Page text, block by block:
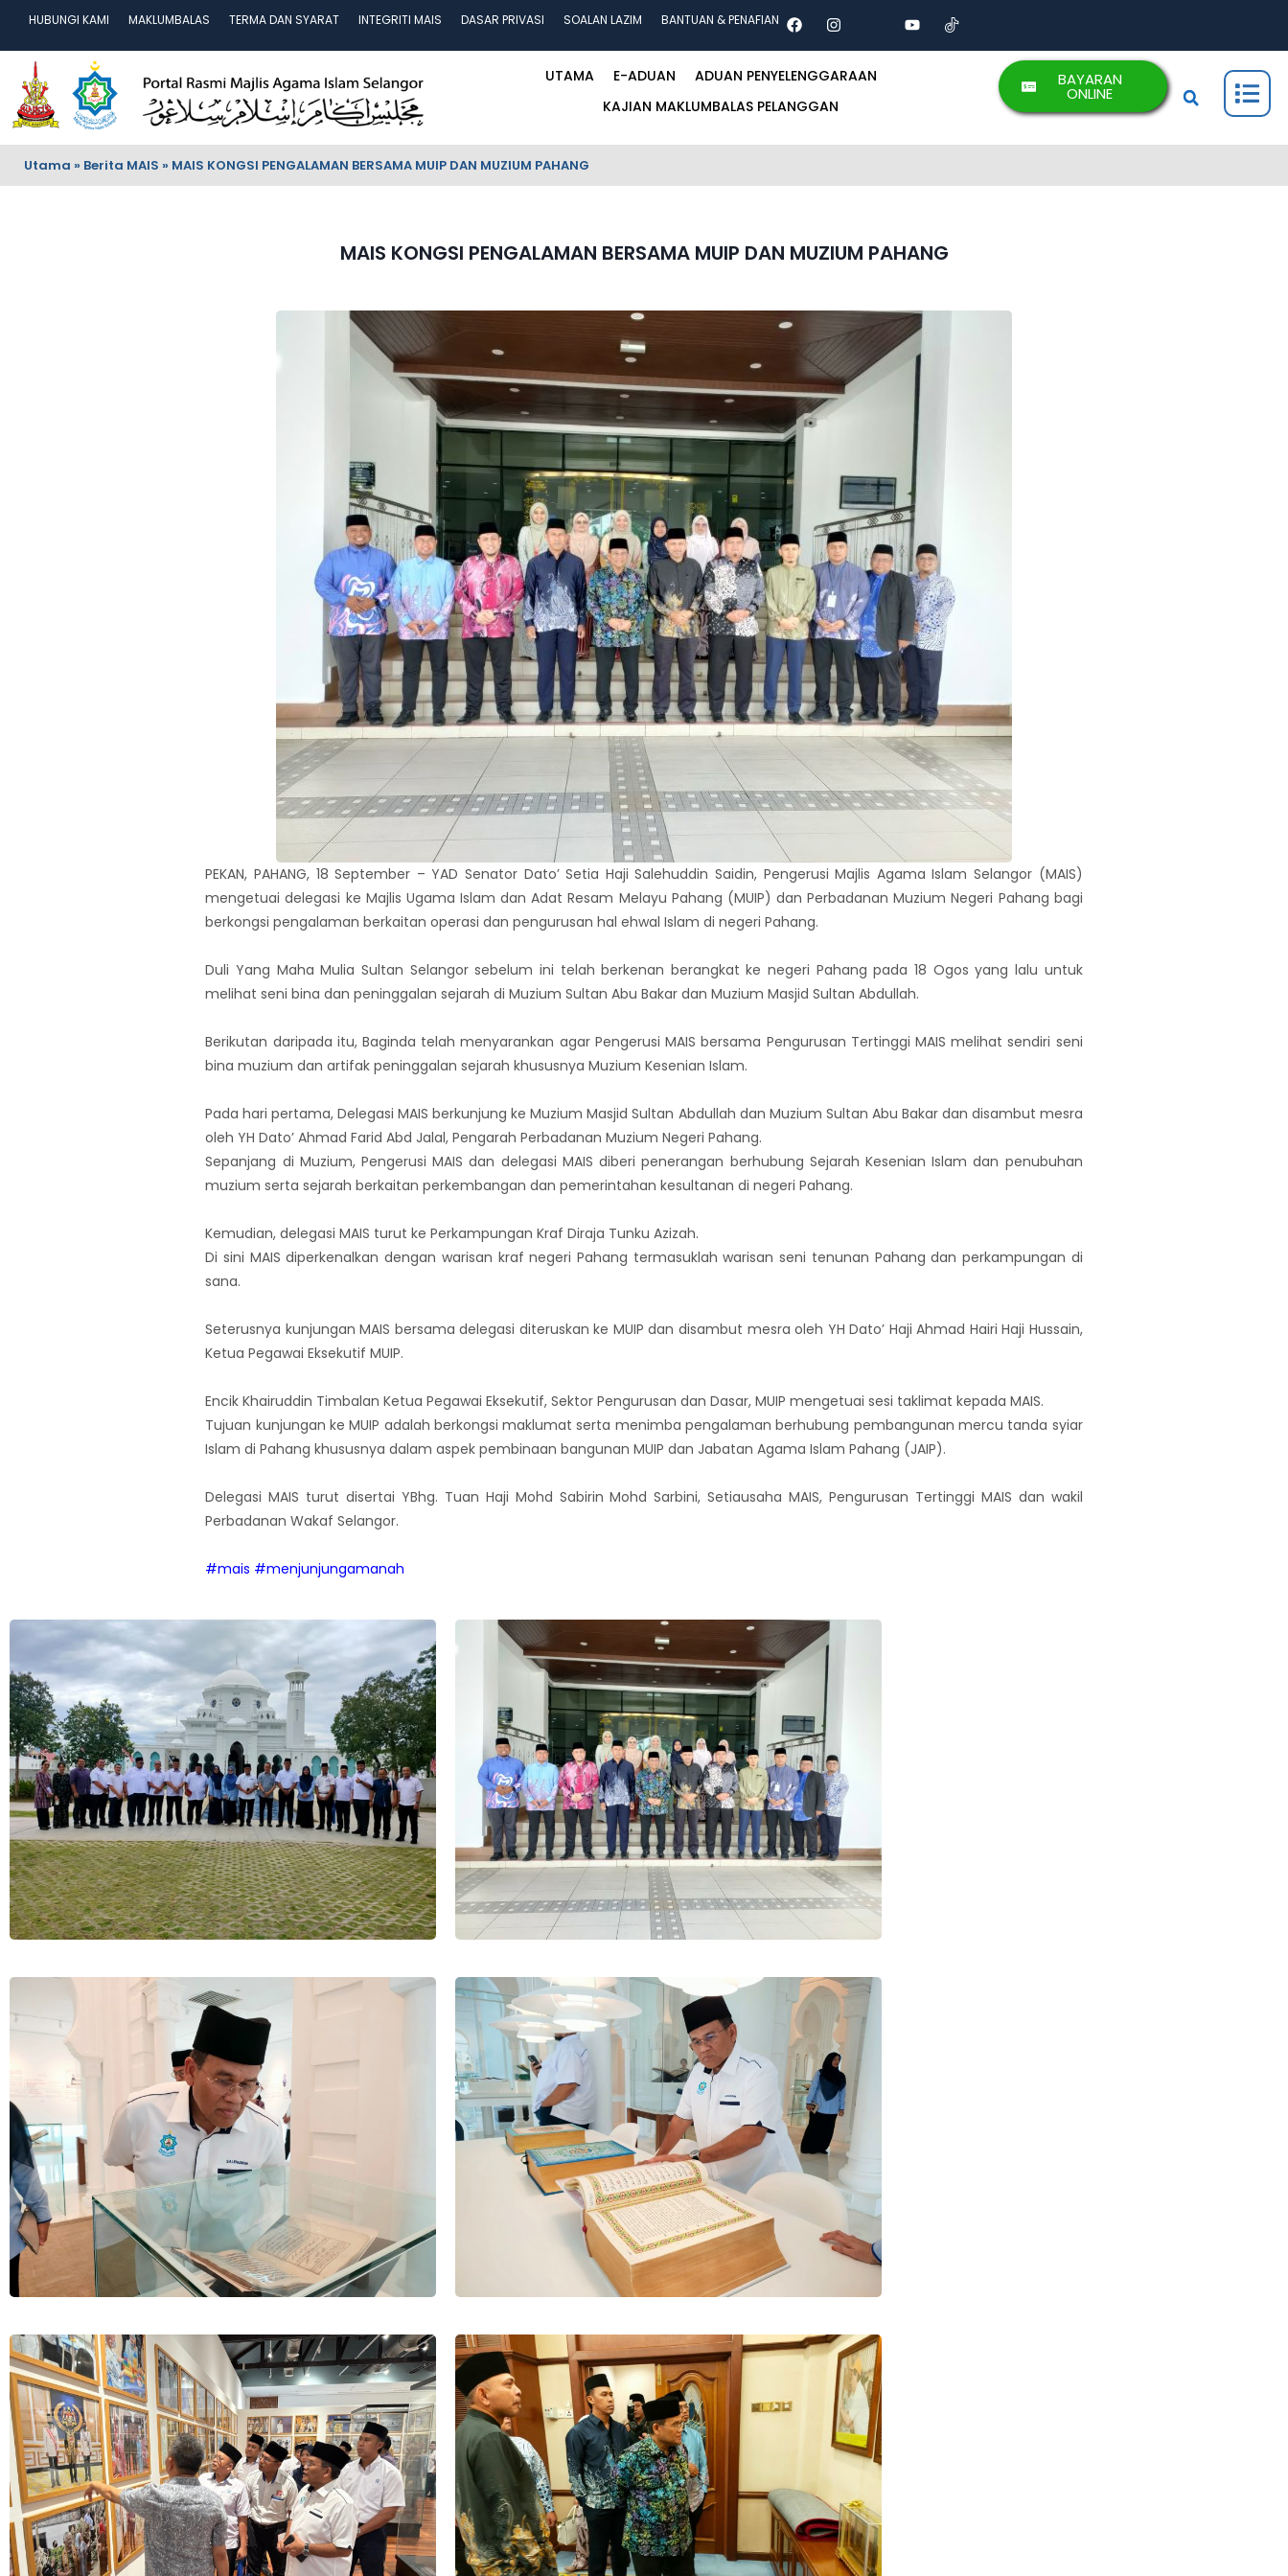
HUBUNGI KAMI MAKLUMBALAS TERMA DAN SYARAT INTEGRITI MAIS DASAR PRIVASI SOALAN LAZIM BANTUAN & PENAFIAN
UTAMA E-ADUAN
ADUAN PENYELENGGARAAN
KAJIAN MAKLUMBALAS PELANGGAN
BAYARAN
ONLINE
Utama » Berita MAIS » MAIS KONGSI PENGALAMAN BERSAMA MUIP DAN MUZIUM PAHANG
MAIS KONGSI PENGALAMAN BERSAMA MUIP DAN MUZIUM PAHANG
PEKAN, PAHANG, 18 September – YAD Senator Dato’ Setia Haji Salehuddin Saidin, Pengerusi Majlis Agama Islam Selangor (MAIS)
mengetuai delegasi ke Majlis Ugama Islam dan Adat Resam Melayu Pahang (MUIP) dan Perbadanan Muzium Negeri Pahang bagi
berkongsi pengalaman berkaitan operasi dan pengurusan hal ehwal Islam di negeri Pahang.
Duli Yang Maha Mulia Sultan Selangor sebelum ini telah berkenan berangkat ke negeri Pahang pada 18 Ogos yang lalu untuk
melihat seni bina dan peninggalan sejarah di Muzium Sultan Abu Bakar dan Muzium Masjid Sultan Abdullah.
Berikutan daripada itu, Baginda telah menyarankan agar Pengerusi MAIS bersama Pengurusan Tertinggi MAIS melihat sendiri seni
bina muzium dan artifak peninggalan sejarah khususnya Muzium Kesenian Islam.
Pada hari pertama, Delegasi MAIS berkunjung ke Muzium Masjid Sultan Abdullah dan Muzium Sultan Abu Bakar dan disambut mesra
oleh YH Dato’ Ahmad Farid Abd Jalal, Pengarah Perbadanan Muzium Negeri Pahang.
Sepanjang di Muzium, Pengerusi MAIS dan delegasi MAIS diberi penerangan berhubung Sejarah Kesenian Islam dan penubuhan
muzium serta sejarah berkaitan perkembangan dan pemerintahan kesultanan di negeri Pahang.
Kemudian, delegasi MAIS turut ke Perkampungan Kraf Diraja Tunku Azizah.
Di sini MAIS diperkenalkan dengan warisan kraf negeri Pahang termasuklah warisan seni tenunan Pahang dan perkampungan di
sana.
Seterusnya kunjungan MAIS bersama delegasi diteruskan ke MUIP dan disambut mesra oleh YH Dato’ Haji Ahmad Hairi Haji Hussain,
Ketua Pegawai Eksekutif MUIP.
Encik Khairuddin Timbalan Ketua Pegawai Eksekutif, Sektor Pengurusan dan Dasar, MUIP mengetuai sesi taklimat kepada MAIS.
Tujuan kunjungan ke MUIP adalah berkongsi maklumat serta menimba pengalaman berhubung pembangunan mercu tanda syiar
Islam di Pahang khususnya dalam aspek pembinaan bangunan MUIP dan Jabatan Agama Islam Pahang (JAIP).
Delegasi MAIS turut disertai YBhg. Tuan Haji Mohd Sabirin Mohd Sarbini, Setiausaha MAIS, Pengurusan Tertinggi MAIS dan wakil
Perbadanan Wakaf Selangor.
#mais #menjunjungamanah